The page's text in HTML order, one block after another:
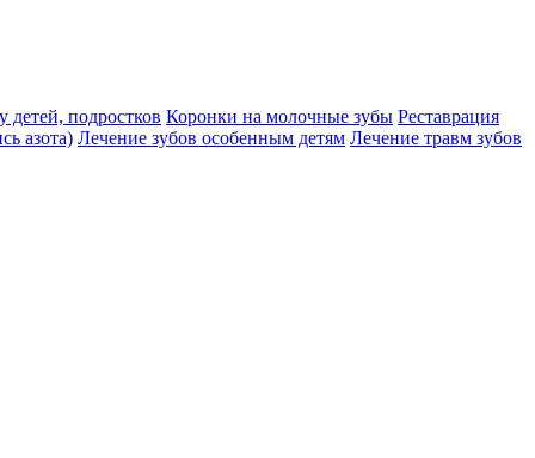
детей, подростков Коронки на молочные зубы Реставрация
азота) Лечение зубов особенным детям Лечение травм зубов